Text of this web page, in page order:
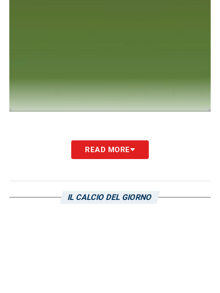
READ MORE
IL CALCIO DEL GIORNO